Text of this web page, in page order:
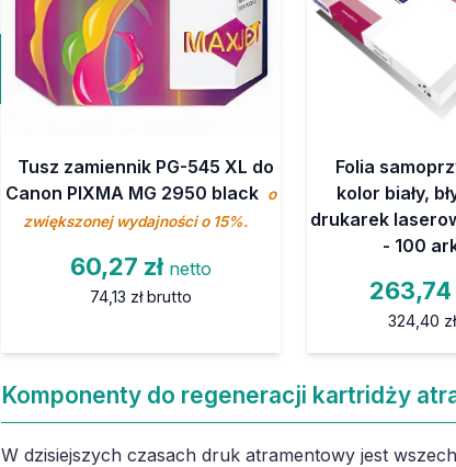
Tusz zamiennik PG-545 XL do
Canon PIXMA MG 2950 black o
zwiększonej wydajności o 15%.
60,27 zł netto
74,13 zł brutto
Folia
kolor biały,
drukarek
- 100
263,74
324,40 zł
Komponenty do regeneracji kartridży
W dzisiejszych czasach druk atramentowy jest